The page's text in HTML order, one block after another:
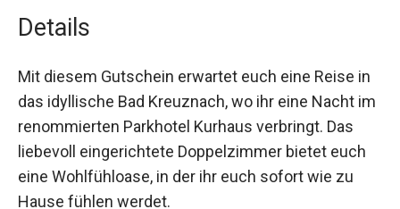
Details
Mit diesem Gutschein erwartet euch eine Reise
in das idyllische Bad Kreuznach, wo ihr eine
Nacht im renommierten Parkhotel Kurhaus
verbringt. Das liebevoll eingerichtete
Doppelzimmer bietet euch eine Wohlfühloase, in
der ihr euch sofort wie zu Hause fühlen werdet.